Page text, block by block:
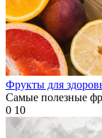
Фрукты для
Самые полезные
0 10